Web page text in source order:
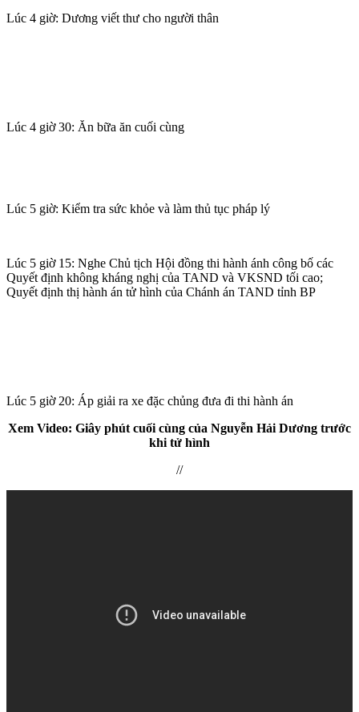
Lúc 4 giờ: Dương viết thư cho người thân
Lúc 4 giờ 30: Ăn bữa ăn cuối cùng
Lúc 5 giờ: Kiểm tra sức khỏe và làm thủ tục pháp lý
Lúc 5 giờ 15: Nghe Chủ tịch Hội đồng thi hành ánh công bố các
Quyết định không kháng nghị của TAND và VKSND tối cao;
Quyết định thị hành án t‌ử hìn‌h của Chánh án TAND tỉnh BP
Lúc 5 giờ 20: Áp giải ra xe đặc chủng đưa đi thi hành án
Xem Video: Giây phút cuối cùng của Nguyễn Hải Dương trước
khi t‌ử hìn‌h
//